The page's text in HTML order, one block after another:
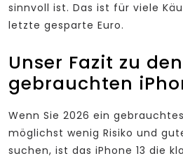
sinnvoll ist. Das ist für viele
letzte gesparte Euro.
Unser Fazit zu
gebrauchten
Wenn Sie 2026 ein
möglichst wenig Risiko und
suchen, ist das iPhone 13 die